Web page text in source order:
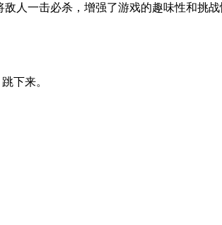
人一击必杀，增强了游戏的趣味性和挑
下来。